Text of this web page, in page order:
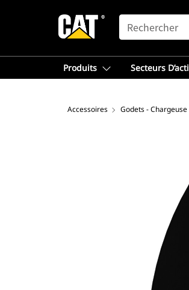
SEARCH
Produits Secteurs
Accessoires Godets -